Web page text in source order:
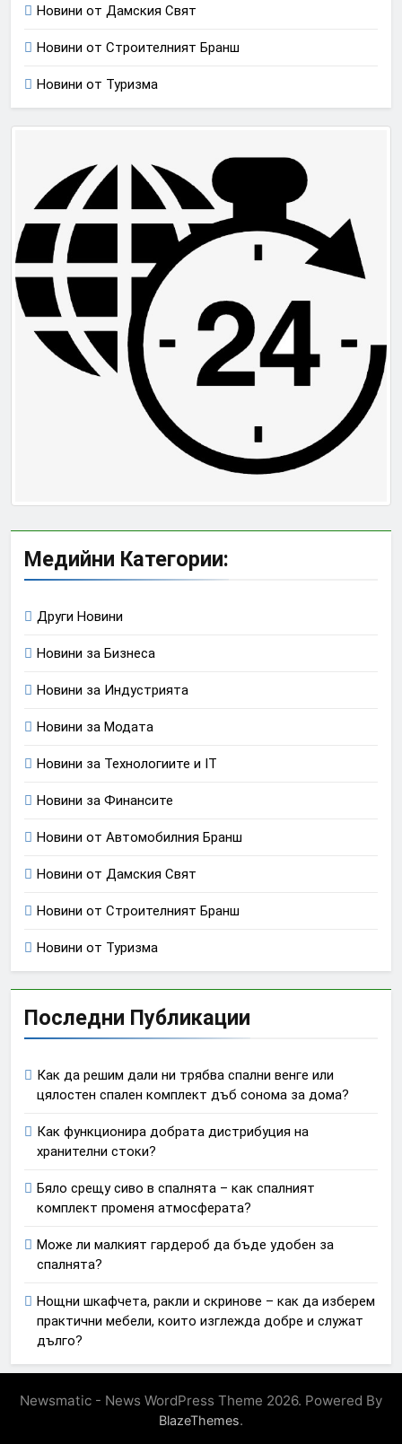
Новини от Дамския Свят
Новини от Строителният Бранш
Новини от Туризма
Медийни Категории:
Други Новини
Новини за Бизнеса
Новини за Индустрията
Новини за Модата
Новини за Технологиите и IT
Новини за Финансите
Новини от Автомобилния Бранш
Новини от Дамския Свят
Новини от Строителният Бранш
Новини от Туризма
Последни Публикации
Как да решим дали ни трябва спални венге или
цялостен спален комплект дъб сонома за дома?
Как функционира добрата дистрибуция на
хранителни стоки?
Бяло срещу сиво в спалнята – как спалният
комплект променя атмосферата?
Може ли малкият гардероб да бъде удобен за
спалнята?
Нощни шкафчета, ракли и скринове – как да изберем
практични мебели, които изглежда добре и служат
дълго?
Newsmatic - News WordPress Theme 2026. Powered By
BlazeThemes.